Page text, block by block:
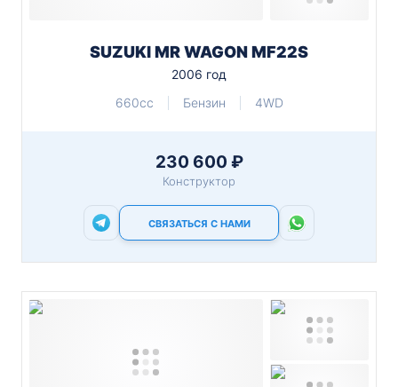
SUZUKI MR WAGON MF22S
2006 год
660cc
Бензин 4WD
230 600 ₽
Конструктор
СВЯЗАТЬСЯ С НАМИ